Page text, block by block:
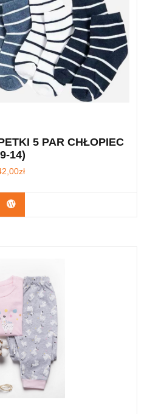
5 PAR CHŁOPIEC
14)
zł
Kup Teraz